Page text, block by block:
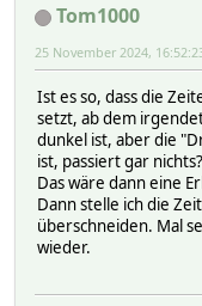
Tom1000
25 November 2024,
Ist es so, dass die
setzt, ab dem
dunkel ist, aber die
ist, passiert gar
Das wäre dann eine
Dann stelle ich die
überschneiden. Mal
wieder.